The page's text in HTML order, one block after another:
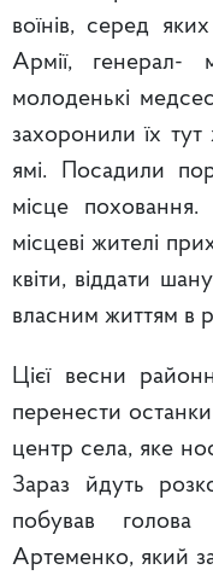
воїнів, серед
Армії,
молоденькі
захоронили їх
ямі. Посадили
місце
місцеві жителі
квіти, віддати
власним життям в
Цієї весни
перенести
центр села, яке
Зараз йдуть
побував голова
Артеменко, який